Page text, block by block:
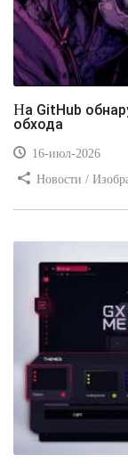
На GitHub обнаружили фальшивые утилиты для
обхода
16-июл-2026
Новости /